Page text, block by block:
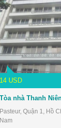
14 USD
Pasteur, Quận 1, Hồ
Nam